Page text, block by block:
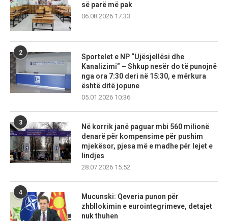
së parë më pak
06.08.2026 17:33
2
Sportelet e NP “Ujësjellësi dhe
Kanalizimi” – Shkup nesër do të punojnë
nga ora 7:30 deri në 15:30, e mërkura
është ditë jopune
05.01.2026 10:36
3
Në korrik janë paguar mbi 560 milionë
denarë për kompensime për pushim
mjekësor, pjesa më e madhe për lejet e
lindjes
28.07.2026 15:52
4
Mucunski: Qeveria punon për
zhbllokimin e eurointegrimeve, detajet
nuk thuhen